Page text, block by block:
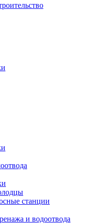
станции
и водоотвода